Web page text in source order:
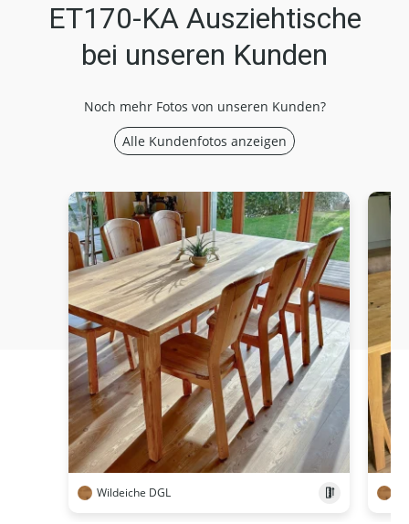
ET170-KA Ausziehtische
bei unseren Kunden
Noch mehr Fotos von unseren Kunden?
Alle Kundenfotos anzeigen
Wildeiche DGL